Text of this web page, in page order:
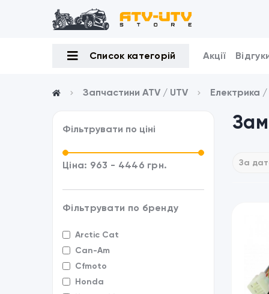
Список категорій Акції
Запчастини ATV / UTV Електрика
Фільтрувати по ціні
Ціна: 963 - 4446 грн.
Фільтрувати по бренду
Arctic Cat
Can-Am
Cfmoto
Honda